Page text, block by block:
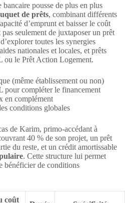
pousse de plus en plus
de prêts, combinant différents
d’emprunt et baisser le coût
seulement de juxtaposer un prêt
toutes les synergies
nationales et locales, et prêts
ou le Prêt Action Logement.
(même établissement ou non)
pour compléter le financement
en complément
conditions globales
de Karim, primo-accédant à
40 % de son projet, un prêt
du reste, et un crédit amortissable
. Cette structure lui permet
bénéficier de conditions
coût